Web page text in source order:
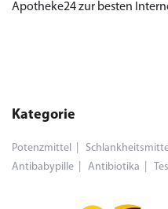
Apotheke24 zur besten
Kategorie
Potenzmittel
Antibabypille
Antibiotika